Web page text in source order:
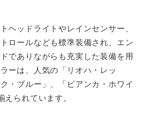
ヘッドライトやレインセンサー、
ロールなども標準装備され、エン
でありながらも充実した装備を用
ーは、人気の「リオハ・レッ
・ブルー」、「ビアンカ・ホワイ
えられています。